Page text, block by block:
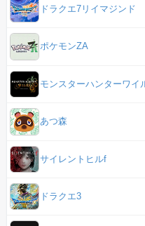
ドラクエ7リイマジンド
ポケモンZA
モンスターハンターワイ
あつ森
サイレントヒルf
ドラクエ3